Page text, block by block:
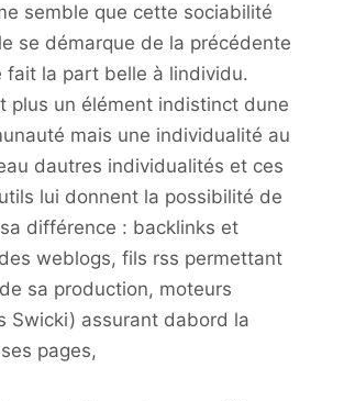
semble que cette sociabilité
se démarque de la précédente
fait la part belle à lindividu.
plus un élément indistinct dune
mais une individualité au
dautres individualités et ces
lui donnent la possibilité de
différence : backlinks et
weblogs, fils rss permettant
sa production, moteurs
Swicki) assurant dabord la
pages,